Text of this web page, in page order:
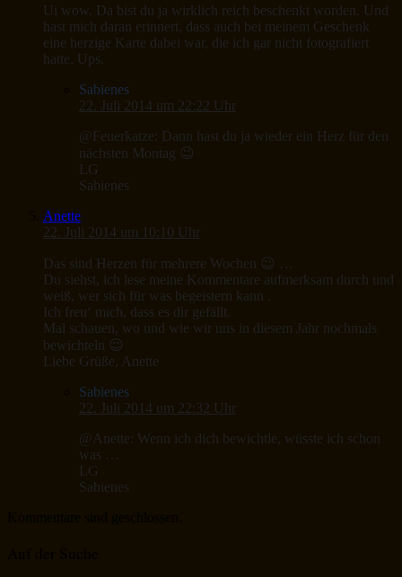
Ui wow. Da bist du ja wirklich reich beschenkt worden. Und
hast mich daran erinnert, dass auch bei meinem Geschenk
eine herzige Karte dabei war, die ich gar nicht fotografiert
hatte. Ups.
Sabienes
22. Juli 2014 um 22:22 Uhr
@Feuerkatze: Dann hast du ja wieder ein Herz für den
nächsten Montag 😉
LG
Sabienes
Anette
22. Juli 2014 um 10:10 Uhr
Das sind Herzen für mehrere Wochen 😉 …
Du siehst, ich lese meine Kommentare aufmerksam durch und
weiß, wer sich für was begeistern kann .
Ich freu‘ mich, dass es dir gefällt.
Mal schauen, wo und wie wir uns in diesem Jahr nochmals
bewichteln 😉
Liebe Grüße, Anette
Sabienes
22. Juli 2014 um 22:32 Uhr
@Anette: Wenn ich dich bewichtle, wüsste ich schon
was …
LG
Sabienes